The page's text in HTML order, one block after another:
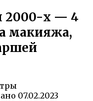
2000-х — 4
макияжа,
07.02.2023